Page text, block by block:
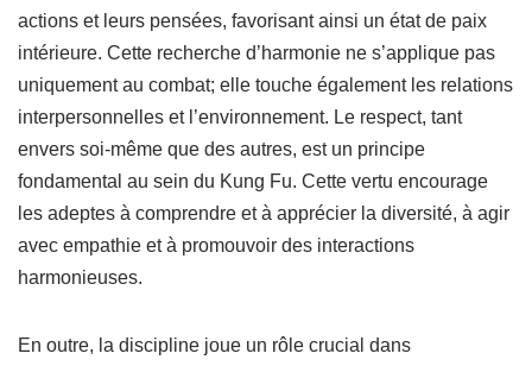
actions et leurs pensées, favorisant ainsi un état de paix
intérieure. Cette recherche d’harmonie ne s’applique pas
uniquement au combat; elle touche également les relations
interpersonnelles et l’environnement. Le respect, tant
envers soi-même que des autres, est un principe
fondamental au sein du Kung Fu. Cette vertu encourage
les adeptes à comprendre et à apprécier la diversité, à agir
avec empathie et à promouvoir des interactions
harmonieuses.
En outre, la discipline joue un rôle crucial dans